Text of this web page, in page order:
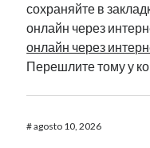
сохраняйте в
онлайн через
онлайн через
Перешлите тому у
#agosto 10, 2026